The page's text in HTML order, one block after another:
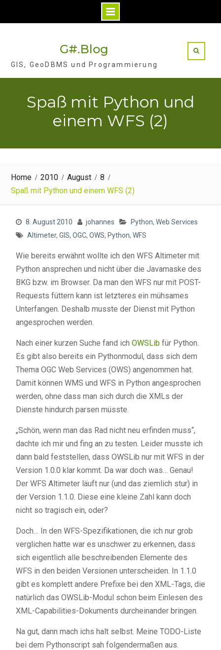
G#.Blog
GIS, GeoDBMS und Programmierung
Spaß mit Python und
einem WFS (2)
Home 2010 August
8
Spaß mit Python und einem WFS (2)
8. August 2010 johannes Python, Web Services
Altimeter, GIS, OGC, OWS, Python, WFS
Wie bereits erwähnt wollte ich den WFS Altimeter mit
Python ansprechen und nicht über die Javamaske des
BKG bzw. im Browser. Da man den WFS nur mit POST-
Requests füttern kann ist letzteres ein mühsames
Unterfangen. Deshalb musste der Dienst mit Python
angesprochen werden.
Nach einer kurzen Suche fand ich OWSLib für Python.
Es gibt also bereits ein Pythonmodul, dass sich dem
Thema OGC Web Services (OWS) angenommen hat.
Damit können WMS und WFS in Python angesprochen
werden, ohne dass man sich durch die XMLs der
Dienste hindurch parsen müsste.
„Schön, wenn man das Rad nicht neu erfinden muss“,
dachte ich mir und fing an zu testen. Leider musste ich
dann bald feststellen, dass OWSLib nur mit WFS in der
Version 1.0.0 klar kommt. Da war doch was… Genau!
Der WFS Altimeter läuft nur (und das ziemlich stur) in
der Version 1.1.0. Diese eine kleine Zahl kann doch
nicht so tragisch ein, oder?
Doch… In den WFS-Spezifikationen, die ich nur grob
verglichen hatte war es unschwer zu erkennen, dass
sich eigentlich alle beschreibenden Elemente des
WFS in den beiden Versionen unterscheiden. In 1.1.0
gibt es komplett andere Prefixe bei den XML-Tags, die
natürlich das OWSLib-Modul schon beim Einlesen des
XML-Capabilities-Dokuments durcheinander bringen.
Na gut, dann mach ichs halt selbst. Meine TODO-Liste
bei dem Pythonscript sah folgendermaßen aus.